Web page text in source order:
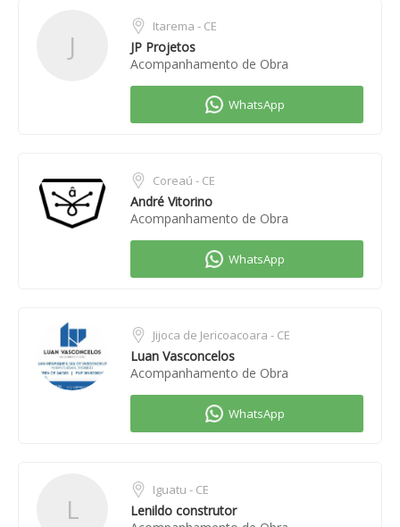
J
Itarema - CE
JP Projetos
Acompanhamento de Obra
Coreaú - CE
André Vitorino
Acompanhamento de Obra
Jijoca de Jericoacoara - CE
Luan Vasconcelos
Acompanhamento de Obra
L
Iguatu - CE
Lenildo construtor